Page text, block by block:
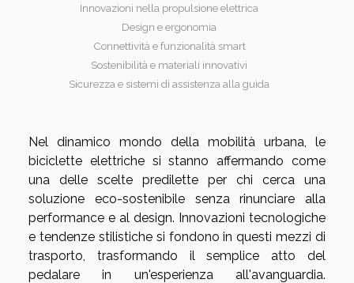
Innovazioni nella propulsione elettrica
Design e ergonomia
Connettività e funzionalità smart
Sostenibilità e materiali innovativi
Sicurezza e sistemi di assistenza alla guida
Nel dinamico mondo della mobilità urbana, le
biciclette elettriche si stanno affermando come
una delle scelte predilette per chi cerca una
soluzione eco-sostenibile senza rinunciare alla
performance e al design. Innovazioni tecnologiche
e tendenze stilistiche si fondono in questi mezzi di
trasporto, trasformando il semplice atto del
pedalare in un'esperienza all'avanguardia.